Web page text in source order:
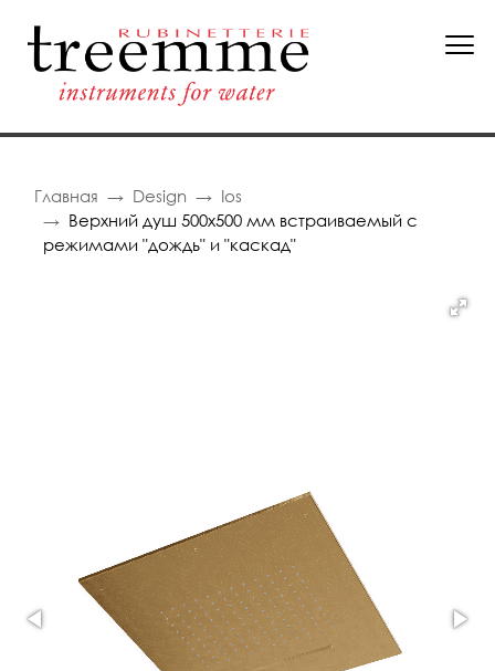
Главная Design
Ios
Верхний душ 500х500 мм встраиваемый с
режимами "дождь" и "каскад"